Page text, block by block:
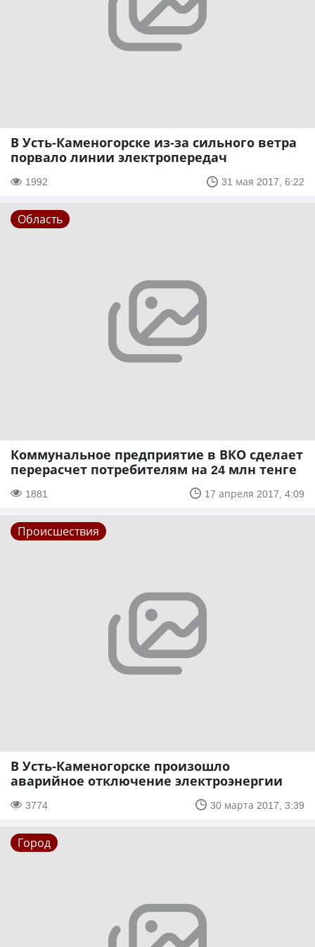
В Усть-Каменогорске из-за сильного ветра
порвало линии электропередач
1992 31 мая 2017, 6:22
Область
Коммунальное предприятие в ВКО сделает
перерасчет потребителям на 24 млн тенге
1881 17 апреля 2017, 4:09
Происшествия
В Усть-Каменогорске произошло
аварийное отключение электроэнергии
3774 30 марта 2017, 3:39
Город